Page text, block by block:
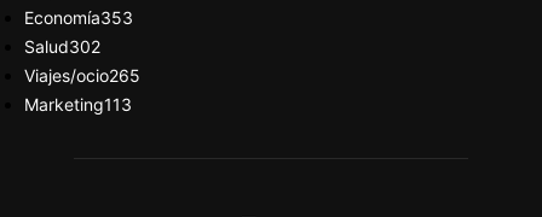
Economía353
Salud302
Viajes/ocio265
Marketing113